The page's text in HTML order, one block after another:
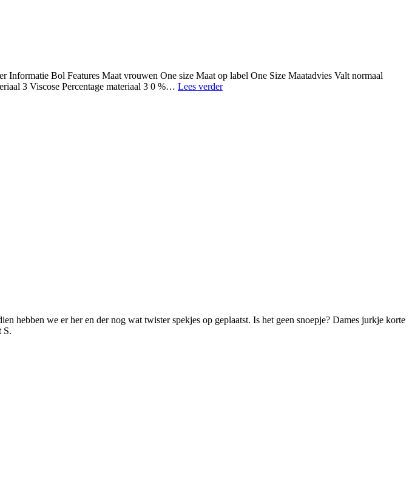
Bol Features Maat vrouwen One size Maat op label One Size Maatadvies Valt normaal
3 Viscose Percentage materiaal 3 0 %… Lees verderTwisters
hebben we er her en der nog wat twister spekjes op geplaatst. Is het geen snoepje? Dames jurkje korte
S.